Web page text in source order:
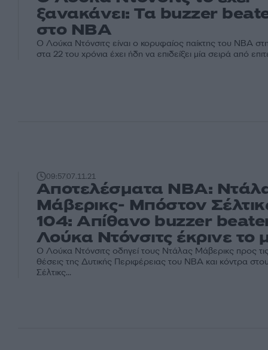
ξανακάνει: Τα buzzer
στο NBA
Ο Λούκα Ντόνσιτς είναι ο κορυφαίος παίκτης του NBA
στα 22 του χρόνια έχει ήδη να επιδείξει μία σειρά από
09:5707.11.21
Αποτελέσματα NBA:
Μάβερικς- Μπόστον
104: Απίθανο buzzer
Λούκα Ντόνσιτς έκρινε το
Ο Λούκα Ντόνσιτς οδηγεί τους Ντάλας Μάβερικς προς
θέσεις της Δυτικής Περιφέρειας του NBA και κόντρα
Σέλτικς...